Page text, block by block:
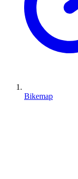
Bikemap